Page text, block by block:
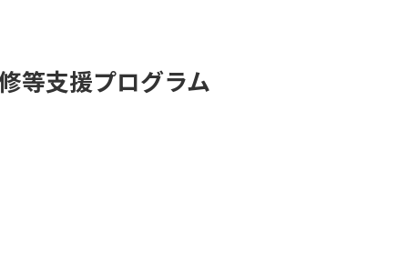
等支援プログラム